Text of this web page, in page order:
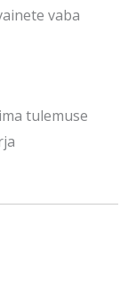
vaba
tulemuse